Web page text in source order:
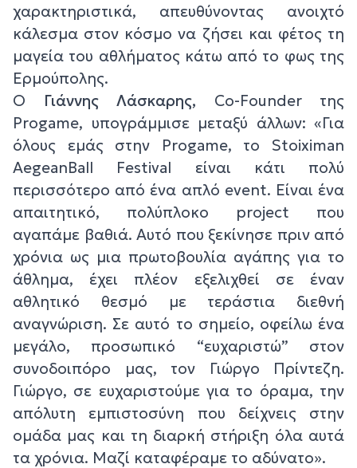
χαρακτηριστικά, απευθύνοντας ανοιχτό
κάλεσμα στον κόσμο να ζήσει και φέτος τη
μαγεία του αθλήματος κάτω από το φως της
Ερμούπολης.
Ο
Γιάννης Λάσκαρης, Co-Founder της
Progame, υπογράμμισε μεταξύ άλλων: «Για
όλους εμάς στην Progame, το Stoiximan
AegeanBall Festival είναι κάτι πολύ
περισσότερο από ένα απλό event. Είναι ένα
απαιτητικό, πολύπλοκο project που
αγαπάμε βαθιά. Αυτό που ξεκίνησε πριν από
χρόνια ως μια πρωτοβουλία αγάπης για το
άθλημα, έχει πλέον εξελιχθεί σε έναν
αθλητικό θεσμό με τεράστια διεθνή
αναγνώριση. Σε αυτό το σημείο, οφείλω ένα
μεγάλο, προσωπικό “ευχαριστώ” στον
συνοδοιπόρο μας, τον Γιώργο Πρίντεζη.
Γιώργο, σε ευχαριστούμε για το όραμα, την
απόλυτη εμπιστοσύνη που δείχνεις στην
ομάδα μας και τη διαρκή στήριξη όλα αυτά
τα χρόνια. Μαζί καταφέραμε το αδύνατο».